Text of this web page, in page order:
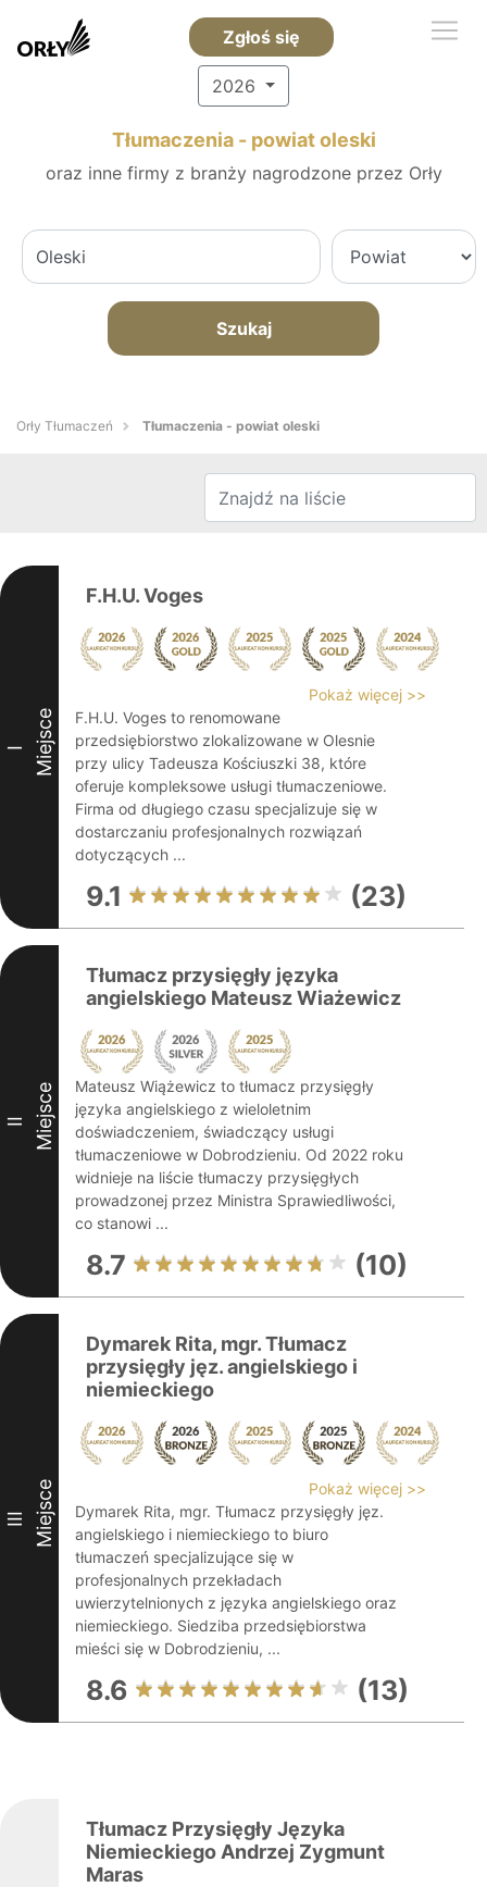
Zgłoś się
2026
Tłumaczenia - powiat oleski
oraz inne firmy z branży nagrodzone przez Orły
Szukaj
Orły Tłumaczeń Tłumaczenia - powiat oleski
I Miejsce
F.H.U. Voges
Pokaż więcej >>
F.H.U. Voges to renomowane
przedsiębiorstwo zlokalizowane w Olesnie
przy ulicy Tadeusza Kościuszki 38, które
oferuje kompleksowe usługi tłumaczeniowe.
Firma od długiego czasu specjalizuje się w
dostarczaniu profesjonalnych rozwiązań
dotyczących ...
9.1 (23)
II Miejsce
Tłumacz przysięgły języka
angielskiego Mateusz Wiażewicz
Mateusz Wiążewicz to tłumacz przysięgły
języka angielskiego z wieloletnim
doświadczeniem, świadczący usługi
tłumaczeniowe w Dobrodzieniu. Od 2022 roku
widnieje na liście tłumaczy przysięgłych
prowadzonej przez Ministra Sprawiedliwości,
co stanowi ...
8.7 (10)
III Miejsce
Dymarek Rita, mgr. Tłumacz
przysięgły jęz. angielskiego i
niemieckiego
Pokaż więcej >>
Dymarek Rita, mgr. Tłumacz przysięgły jęz.
angielskiego i niemieckiego to biuro
tłumaczeń specjalizujące się w
profesjonalnych przekładach
uwierzytelnionych z języka angielskiego oraz
niemieckiego. Siedziba przedsiębiorstwa
mieści się w Dobrodzieniu, ...
8.6 (13)
Tłumacz Przysięgły Języka
Niemieckiego Andrzej Zygmunt
Maras